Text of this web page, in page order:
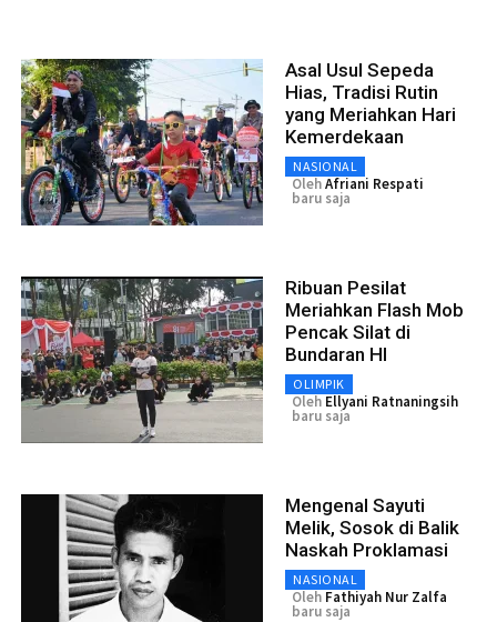
Asal Usul Sepeda
Hias, Tradisi Rutin
yang Meriahkan Hari
Kemerdekaan
NASIONAL
OlehAfriani Respati
baru saja
Ribuan Pesilat
Meriahkan Flash Mob
Pencak Silat di
Bundaran HI
OLIMPIK
Oleh Ellyani Ratnaningsih
baru saja
Mengenal Sayuti
Melik, Sosok di Balik
Naskah Proklamasi
NASIONAL
Oleh Fathiyah Nur Zalfa
baru saja